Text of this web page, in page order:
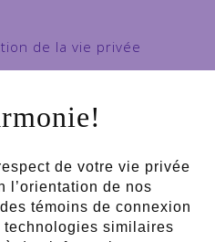
de votre vie privée
l’orientation de nos
témoins de connexion
similaires
de la vie privée